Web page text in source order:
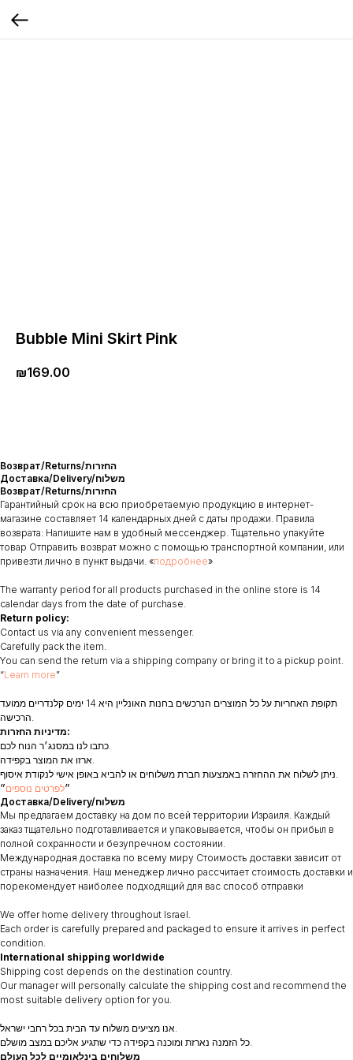
Bubble Mini Skirt Pink
₪169.00
Возврат/Returns/החזרות
Доставка/Delivery/משלוח
Возврат/Returns/החזרות
Гарантийный срок на всю приобретаемую продукцию в интернет-
магазине составляет 14 календарных дней с даты продажи. Правила
возврата: Напишите нам в удобный мессенджер. Тщательно упакуйте
товар Отправить возврат можно с помощью транспортной компании, или
привезти лично в пункт выдачи. «подробнее»
The warranty period for all products purchased in the online store is 14
calendar days from the date of purchase.
Return policy:
Contact us via any convenient messenger.
Carefully pack the item.
You can send the return via a shipping company or bring it to a pickup point.
“Learn more”
תקופת האחריות על כל המוצרים הנרכשים בחנות האונליין היא 14 ימים קלנדריים ממועד
הרכישה.
מדיניות החזרות:
כתבו לנו במסנג׳ר הנוח לכם.
ארזו את המוצר בקפידה.
ניתן לשלוח את ההחזרה באמצעות חברת משלוחים או להביא באופן אישי לנקודת איסוף.
״לפרטים נוספים״
Доставка/Delivery/משלוח
Мы предлагаем доставку на дом по всей территории Израиля. Каждый
заказ тщательно подготавливается и упаковывается, чтобы он прибыл в
полной сохранности и безупречном состоянии.
Международная доставка по всему миру Стоимость доставки зависит от
страны назначения. Наш менеджер лично рассчитает стоимость доставки и
порекомендует наиболее подходящий для вас способ отправки
We offer home delivery throughout Israel.
Each order is carefully prepared and packaged to ensure it arrives in perfect
condition.
International shipping worldwide
Shipping cost depends on the destination country.
Our manager will personally calculate the shipping cost and recommend the
most suitable delivery option for you.
אנו מציעים משלוח עד הבית בכל רחבי ישראל.
כל הזמנה נארזת ומוכנה בקפידה כדי שתגיע אליכם במצב מושלם.
משלוחים בינלאומיים לכל העולם